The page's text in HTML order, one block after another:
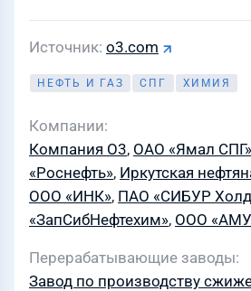
Источник o3.com
НЕФТЬ И ГАЗ СПГ ХИМИЯ
Компании
Компания О3, ОАО «Ямал СПГ»
«Роснефть», Иркутская
ООО «ИНК», ПАО «СИБУР
«ЗапСибНефтехим», ООО
Перерабатывающие заводы
Завод по производству